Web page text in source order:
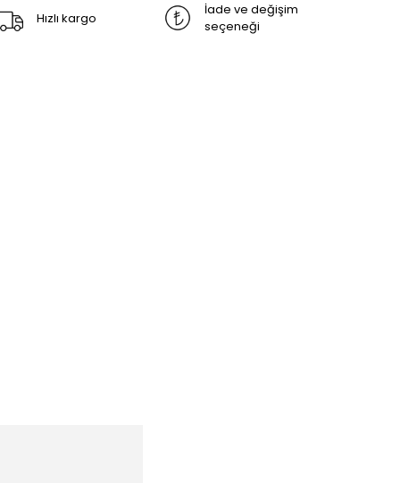
Hızlı kargo
İade ve değişim
seçeneği